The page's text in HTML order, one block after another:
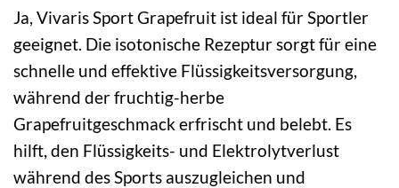
Ja, Vivaris Sport Grapefruit ist ideal für Sportler
geeignet. Die isotonische Rezeptur sorgt für eine
schnelle und effektive Flüssigkeitsversorgung,
während der fruchtig-herbe
Grapefruitgeschmack erfrischt und belebt. Es
hilft, den Flüssigkeits- und Elektrolytverlust
während des Sports auszugleichen und